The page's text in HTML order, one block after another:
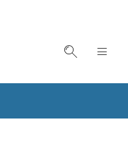
Suche